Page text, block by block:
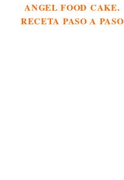
ANGEL FOOD CAKE.
RECETA PASO A PASO